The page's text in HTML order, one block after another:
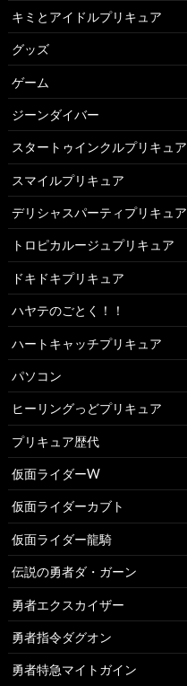
キミとアイドルプリキュア
グッズ
ゲーム
ジーンダイバー
スタートゥインクルプリキュア
スマイルプリキュア
デリシャスパーティプリキュア
トロピカルージュプリキュア
ドキドキプリキュア
ハヤテのごとく！！
ハートキャッチプリキュア
パソコン
ヒーリングっどプリキュア
プリキュア歴代
仮面ライダーW
仮面ライダーカブト
仮面ライダー龍騎
伝説の勇者ダ・ガーン
勇者エクスカイザー
勇者指令ダグオン
勇者特急マイトガイン